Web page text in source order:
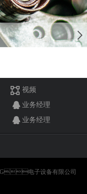
视频
业务经理
业务经理
电子设备有限公司